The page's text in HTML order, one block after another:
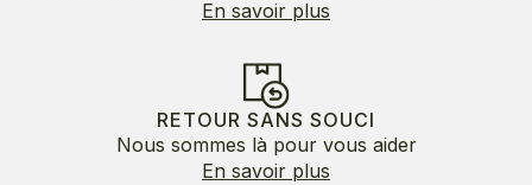
En savoir plus
RETOUR SANS SOUCI
Nous sommes là pour vous aider
En savoir plus